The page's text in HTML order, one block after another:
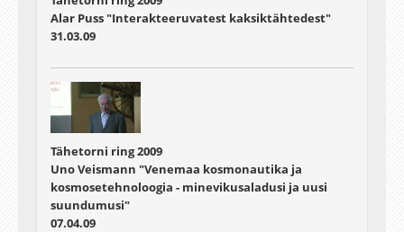
Alar Puss "Interakteeruvatest kaksiktähtedest"
31.03.09
Tähetorni ring 2009
Uno Veismann "Venemaa kosmonautika ja
kosmosetehnoloogia - minevikusaladusi ja uusi
suundumusi"
07.04.09